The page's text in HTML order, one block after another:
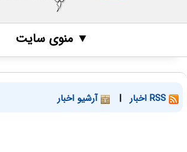
▼ منوی سایت
| آرشیو اخبار